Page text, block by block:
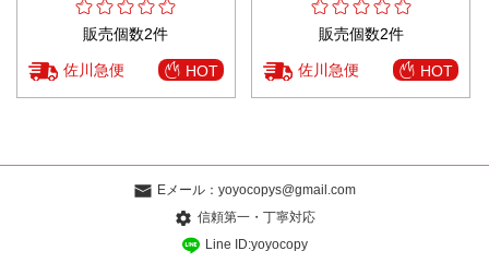
販売個数2件
佐川急便 HOT
販売個数2件
佐川急便 HOT
Eメール： yoyocopys@gmail.com
信頼第一・丁寧対応
Line ID:yoyocopy